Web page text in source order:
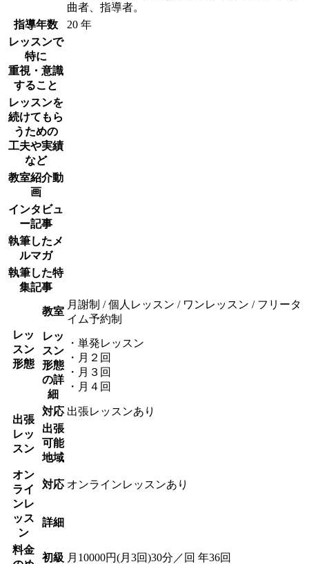
曲者、指導者。
指導年数
20 年
レッスンで
特に
重視・意識
すること
レッスンを
続けてもら
うための
工夫や実績
など
教室紹介動
画
インタビュ
ー記事
執筆したメ
ルマガ
執筆した特
集記事
レッ
スン
形態
教室
月謝制 / 個人レッスン / ワンレッスン / フリータ
イム予約制
レッ
スン
形態
の詳
細
・単発レッスン
・月２回
・月３回
・月４回
出張
レッ
スン
対応 出張レッスンあり
出張
可能
地域
オン
ライ
ンレ
ッス
ン
対応 オンラインレッスンあり
詳細
料金
初級 月10000円(月3回)30分／回 年36回